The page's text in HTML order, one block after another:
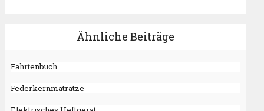
Ähnliche Beiträge
Fahrtenbuch
Federkernmatratze